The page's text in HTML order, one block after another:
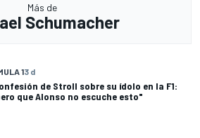
Más de
Schumacher
13 d
de Stroll sobre su ídolo en la F1:
que Alonso no escuche esto"